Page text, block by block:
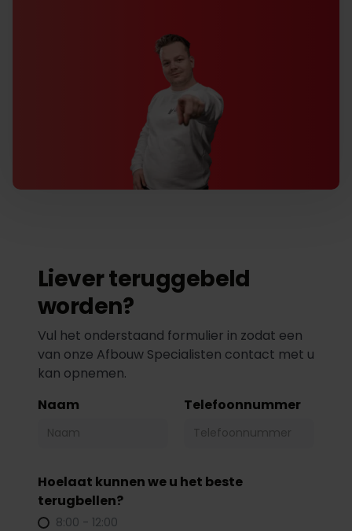
Liever teruggebeld
worden?
Vul het onderstaand formulier in zodat een
van onze Afbouw Specialisten contact met u
kan opnemen.
Naam
Telefoonnummer
Hoelaat kunnen we u het beste
terugbellen?
8:00 - 12:00